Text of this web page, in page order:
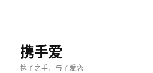
携手爱
携子之手，与子爱恋